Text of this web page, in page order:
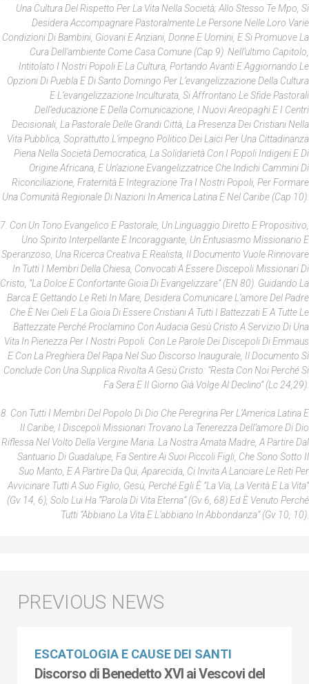
Una Cultura Del Rispetto Per La Vita Nella Società; Allo Stesso Te Mpo, Si
Desidera Accompagnare Pastoralmente Le Persone Nelle Loro Varie
Condizioni Di Bambini, Giovani E Anziani, Donne E Uomini, E Si Promuove La
Cura Dell’ambiente Come Casa Comune (cap 9). Nell’ultimo Capitolo,
Intitolato I Nostri Popoli E La Cultura, Portando Avanti E Aggiornando Le
Opzioni Di Puebla E Di Santo Domingo Per L’evangelizzazione Della Cultura
E L’evangelizzazione Inculturata, Si Affrontano Le Sfide Pastorali
Dell’educazione E Della Comunicazione, I Nuovi Areopaghi E I Centri
Decisionali, La Pastorale Delle Grandi Città, La Presenza Dei Cristiani Nella
Vita Pubblica, Soprattutto L’impegno Politico Dei Laici Per Una Cittadinanza
Piena Nella Società Democratica, La Solidarietà Con I Popoli Indigeni E Di
Origine Africana, E Un’azione Evangelizzatrice Che Indichi Cammini Di
Riconciliazione, Fraternità E Integrazione Tra I Nostri Popoli, Per Formare
Una Comunità Regionale Di Nazioni In America Latina E Nel Caribe (cap 10).
7. Con Un Tono Evangelico E Pastorale, Un Linguaggio Diretto E Propositivo,
Uno Spirito Interpellante E Incoraggiante, Un Entusiasmo Missionario E
Speranzoso, Una Ricerca Creativa E Realista, Il Documento Vuole Rinnovare
In Tutti I Membri Della Chiesa, Convocati A Essere Discepoli Missionari Di
Cristo, “la Dolce E Confortante Gioia Di Evangelizzare” (EN 80). Guidando La
Barca E Gettando Le Reti In Mare, Desidera Comunicare L’amore Del Padre
Che È Nei Cieli E La Gioia Di Essere Cristiani A Tutti I Battezzati E A Tutte Le
Battezzate Perché Proclamino Con Audacia Gesù Cristo A Servizio Di Una
Vita In Pienezza Per I Nostri Popoli. Con Le Parole Dei Discepoli Di Emmaus
E Con La Preghiera Del Papa Nel Suo Discorso Inaugurale, Il Documento Si
Conclude Con Una Supplica Rivolta A Gesù Cristo: “Resta Con Noi Perché Si
Fa Sera E Il Giorno Già Volge Al Declino” (Lc 24,29).
8. Con Tutti I Membri Del Popolo Di Dio Che Peregrina Per L’America Latina E
Il Caribe, I Discepoli Missionari Trovano La Tenerezza Dell’amore Di Dio
Riflessa Nel Volto Della Vergine Maria. La Nostra Amata Madre, A Partire Dal
Santuario Di Guadalupe, Fa Sentire Ai Suoi Piccoli Figli, Che Sono Sotto Il
Suo Manto, E A Partire Da Qui, Aparecida, Ci Invita A Lanciare Le Reti Per
Avvicinare Tutti A Suo Figlio, Gesù, Perché Egli È “la Via, La Verità E La Vita”
(Gv 14, 6), Solo Lui Ha “parola Di Vita Eterna” (Gv 6, 68) Ed È Venuto Perché
Tutti “abbiano La Vita E L’abbiano In Abbondanza” (Gv 10, 10).
ESCATOLOGIA E CAUSE DEI SANTI
Discorso di Benedetto XVI ai Vescovi del